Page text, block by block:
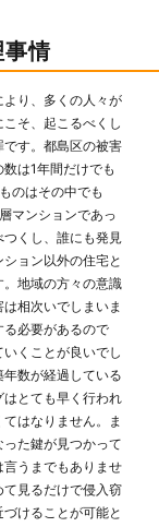
事情
り、多くの人々が
そ、起こるべくし
す。都島区の被害
は1年間だけでも
のはその中でも
マンションであっ
くし、誰にも発見
ョン以外の住宅と
地域の方々の意識
相次いでしまいま
必要があるので
くことが良いでし
数が経過している
とても早く行われ
はなりません。ま
た鍵が見つかって
うまでもありませ
見るだけで侵入窃
けることが可能と